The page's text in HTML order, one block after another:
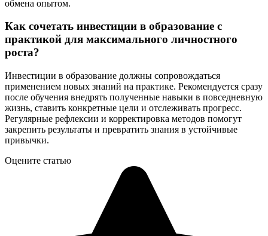
обмена опытом.
Как сочетать инвестиции в образование с
практикой для максимального личностного
роста?
Инвестиции в образование должны сопровождаться
применением новых знаний на практике. Рекомендуется сразу
после обучения внедрять полученные навыки в повседневную
жизнь, ставить конкретные цели и отслеживать прогресс.
Регулярные рефлексии и корректировка методов помогут
закрепить результаты и превратить знания в устойчивые
привычки.
Оцените статью